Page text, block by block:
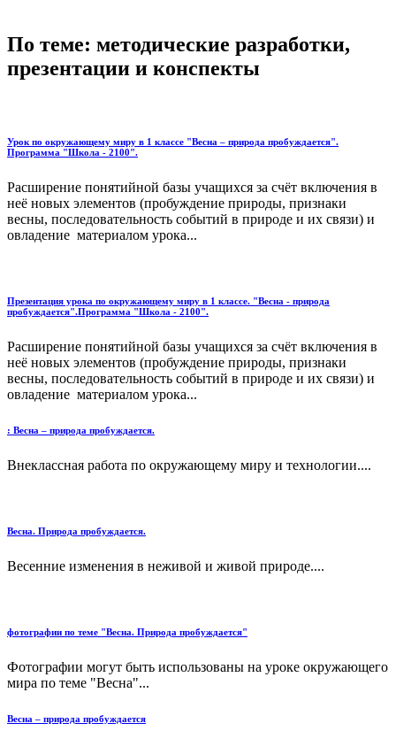
По теме: методические разработки,
презентации и конспекты
Урок по окружающему миру в 1 классе "Весна – природа пробуждается".
Программа "Школа - 2100".
Расширение понятийной базы учащихся за счёт включения в
неё новых элементов (пробуждение природы, признаки
весны, последовательность событий в природе и их связи) и
овладение материалом урока...
Презентация урока по окружающему миру в 1 классе. "Весна - природа
пробуждается".Программа "Школа - 2100".
Расширение понятийной базы учащихся за счёт включения в
неё новых элементов (пробуждение природы, признаки
весны, последовательность событий в природе и их связи) и
овладение материалом урока...
: Весна – природа пробуждается.
Внеклассная работа по окружающему миру и технологии....
Весна. Природа пробуждается.
Весенние изменения в неживой и живой природе....
фотографии по теме "Весна. Природа пробуждается"
Фотографии могут быть использованы на уроке окружающего
мира по теме "Весна"...
Весна – природа пробуждается